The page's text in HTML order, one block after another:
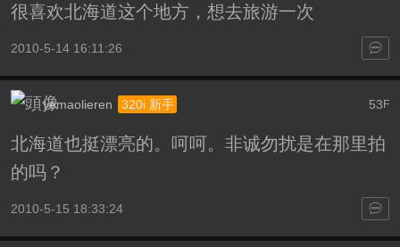
很喜欢北海道这个地方，想去旅游一次
2010-5-14 16:11:26
53 F
yemaolieren 320i 新手
北海道也挺漂亮的。呵呵。非诚勿扰是在那里拍
的吗？
2010-5-15 18:33:24